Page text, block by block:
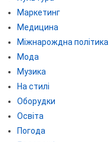
Маркетинг
Медицина
Міжнарождна політика
Мода
Музика
На стилі
Оборудки
Освіта
Погода